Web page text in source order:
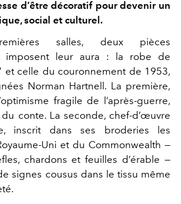
d’être décoratif pour devenir un
social et culturel.
salles, deux pièces
imposent leur aura : la robe de
et celle du couronnement de 1953,
Norman Hartnell . La première,
fragile de l’après-guerre,
conte. La seconde, chef-d’œuvre
inscrit dans ses broderies les
Uni et du Commonwealth —
chardons et feuilles d’érable —
signes cousus dans le tissu même